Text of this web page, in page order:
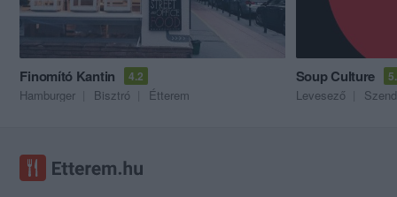
Finomító Kantin 4.2
Hamburger Bisztró Étterem
Soup Culture
Levesező